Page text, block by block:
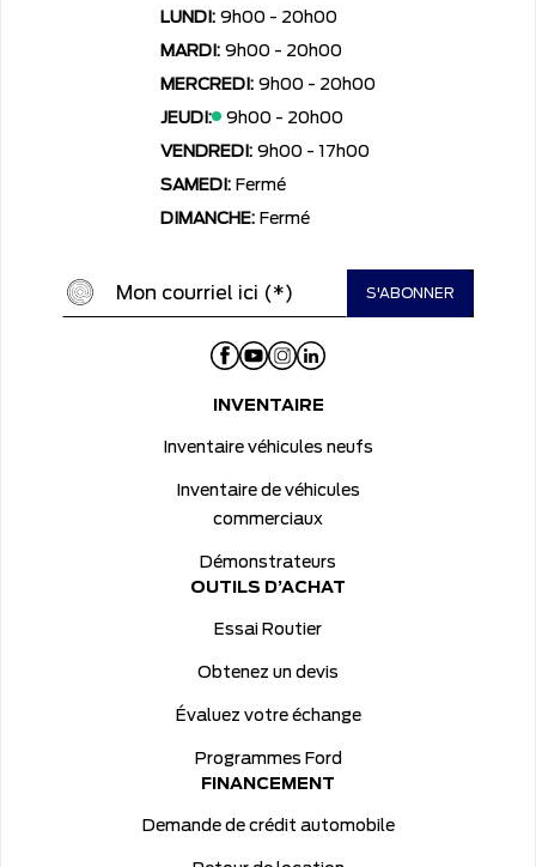
LUNDI: 9h00 - 20h00
MARDI: 9h00 - 20h00
MERCREDI: 9h00 - 20h00
JEUDI:
9h00 - 20h00
VENDREDI: 9h00 - 17h00
SAMEDI: Fermé
DIMANCHE: Fermé
INVENTAIRE
Inventaire véhicules neufs
Inventaire de véhicules
commerciaux
Démonstrateurs
OUTILS D’ACHAT
Essai Routier
Obtenez un devis
Évaluez votre échange
Programmes Ford
FINANCEMENT
Demande de crédit automobile